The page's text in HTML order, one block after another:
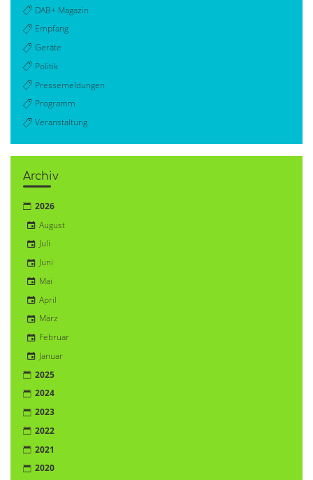
DAB+ Magazin
Empfang
Geräte
Politik
Pressemeldungen
Programm
Veranstaltung
Archiv
2026
August
Juli
Juni
Mai
April
März
Februar
Januar
2025
2024
2023
2022
2021
2020